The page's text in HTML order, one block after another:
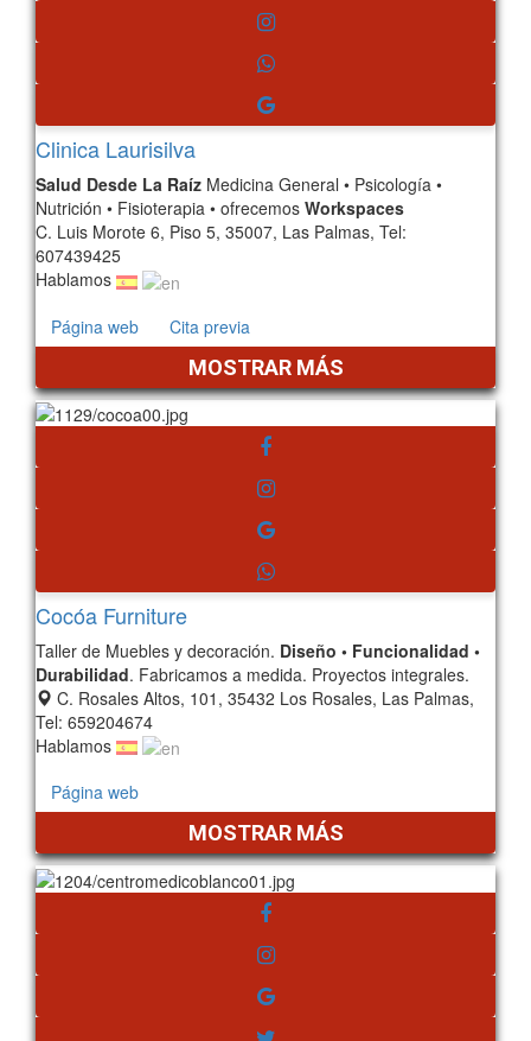
Clinica Laurisilva
Salud Desde La Raíz Medicina General • Psicología •
Nutrición • Fisioterapia • ofrecemos Workspaces
C. Luis Morote 6, Piso 5, 35007, Las Palmas, Tel:
607439425
Hablamos
Página web
Cita previa
MOSTRAR MÁS
Cocóa Furniture
Taller de Muebles y decoración. Diseño • Funcionalidad •
Durabilidad. Fabricamos a medida. Proyectos integrales.
C. Rosales Altos, 101, 35432 Los Rosales, Las Palmas,
Tel: 659204674
Hablamos
Página web
MOSTRAR MÁS